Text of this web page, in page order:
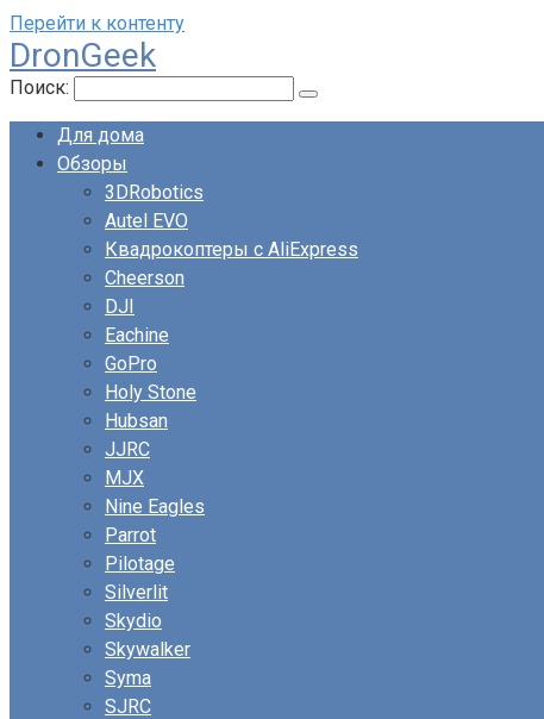
Перейти к контенту
DronGeek
Поиск:
Для дома
Обзоры
3DRobotics
Autel EVO
Квадрокоптеры с AliExpress
Cheerson
DJI
Eachine
GoPro
Holy Stone
Hubsan
JJRC
MJX
Nine Eagles
Parrot
Pilotage
Silverlit
Skydio
Skywalker
Syma
SJRC